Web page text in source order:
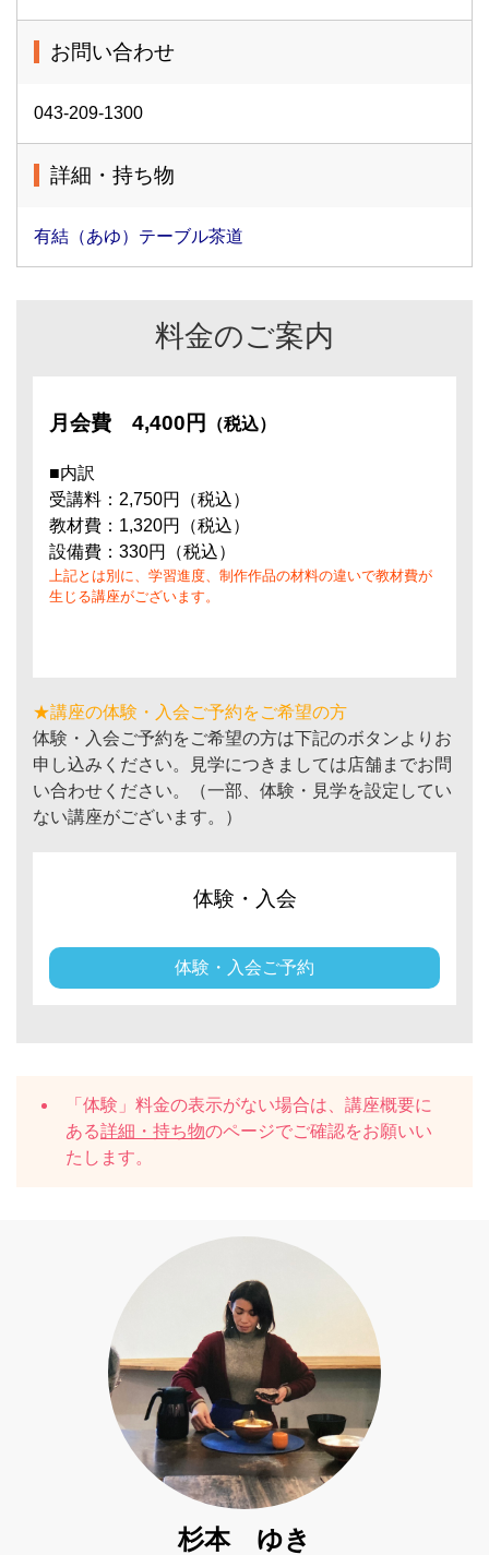
お問い合わせ
043-209-1300
詳細・持ち物
有結（あゆ）テーブル茶道
料金のご案内
月会費 4,400円 （税込）
■内訳
受講料：2,750円（税込）
教材費：1,320円（税込）
設備費：330円（税込）
上記とは別に、学習進度、制作作品の材料の違いで教材費が
生じる講座がございます。
★講座の体験・入会ご予約をご希望の方
体験・入会ご予約をご希望の方は下記のボタンよりお
申し込みください。見学につきましては店舗までお問
い合わせください。（一部、体験・見学を設定してい
ない講座がございます。）
体験・入会
体験・入会ご予約
「体験」料金の表示がない場合は、講座概要に
ある詳細・持ち物のページでご確認をお願いい
たします。
杉本 ゆき